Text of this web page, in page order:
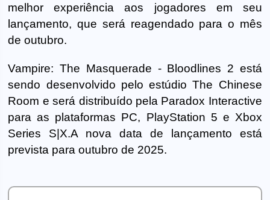
melhor experiência aos jogadores em seu
lançamento, que será reagendado para o mês
de outubro.
Vampire: The Masquerade - Bloodlines 2 está
sendo desenvolvido pelo estúdio The Chinese
Room e será distribuído pela Paradox Interactive
para as plataformas PC, PlayStation 5 e Xbox
Series S|X.A nova data de lançamento está
prevista para outubro de 2025.